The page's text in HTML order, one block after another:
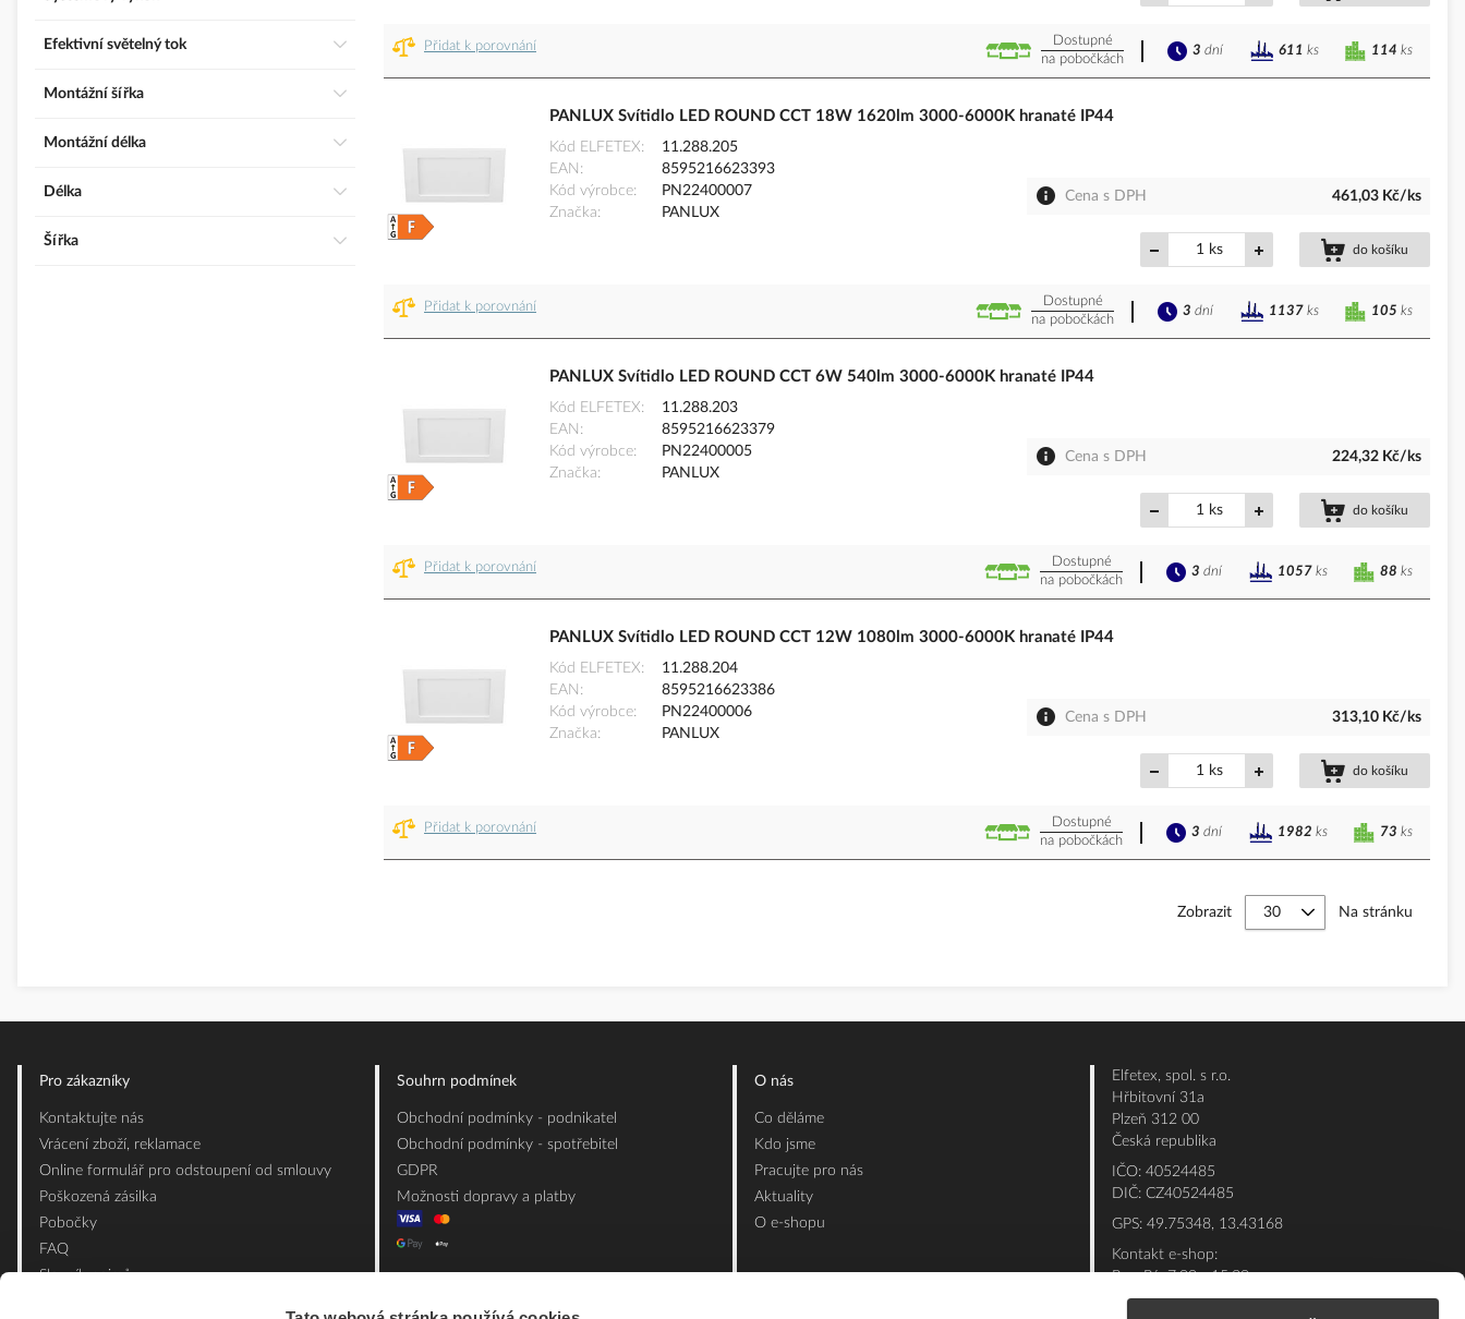
Přidat k porovnání
Dostupné
na pobočkách
114 ks
3 dní 611 ks
PANLUX Svítidlo LED ROUND CCT 18W 1620lm 3000-6000K hranaté IP44
Kód ELFETEX
11.288.205
EAN
8595216623393
Kód výrobce
PN22400007
Značka
PANLUX
Cena s DPH 461,03 Kč/ks
ks do košíku
Přidat k porovnání
Dostupné
na pobočkách
105 ks
3 dní 1137 ks
PANLUX Svítidlo LED ROUND CCT 6W 540lm 3000-6000K hranaté IP44
Kód ELFETEX
11.288.203
EAN
8595216623379
Kód výrobce
PN22400005
Značka
PANLUX
Cena s DPH 224,32 Kč/ks
ks do košíku
Přidat k porovnání
Dostupné
na pobočkách
88 ks
3 dní 1057 ks
PANLUX Svítidlo LED ROUND CCT 12W 1080lm 3000-6000K hranaté IP44
Kód ELFETEX
11.288.204
EAN
8595216623386
Kód výrobce
PN22400006
Značka
PANLUX
Cena s DPH 313,10 Kč/ks
ks do košíku
Přidat k porovnání
Dostupné
na pobočkách
73 ks
3 dní 1982 ks
Zobrazit Na stránku
Efektivní světelný tok
Montážní šířka
Montážní délka
Délka
Šířka
Pro zákazníky
Kontaktujte nás
Vrácení zboží, reklamace
Online formulář pro odstoupení od smlouvy
Poškozená zásilka
Pobočky
FAQ
Slovník pojmů
Souhrn podmínek
Obchodní podmínky - podnikatel
Obchodní podmínky - spotřebitel
GDPR
Možnosti dopravy a platby
O nás
Co děláme
Kdo jsme
Pracujte pro nás
Aktuality
O e-shopu
Elfetex, spol. s r.o.
Hřbitovní 31a
Plzeň 312 00
Česká republika
IČO: 40524485
DIČ: CZ40524485
GPS: 49.75348, 13.43168
Kontakt e-shop:
Po - Pá: 7:00 - 15:30